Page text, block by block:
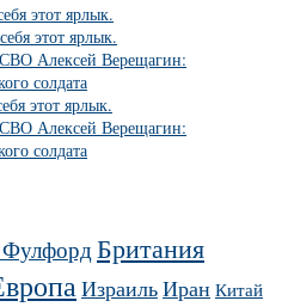
этот ярлык.
этот ярлык.
Алексей Верещагин:
солдата
этот ярлык.
Алексей Верещагин:
солдата
Британия
ИзраильИран Китай